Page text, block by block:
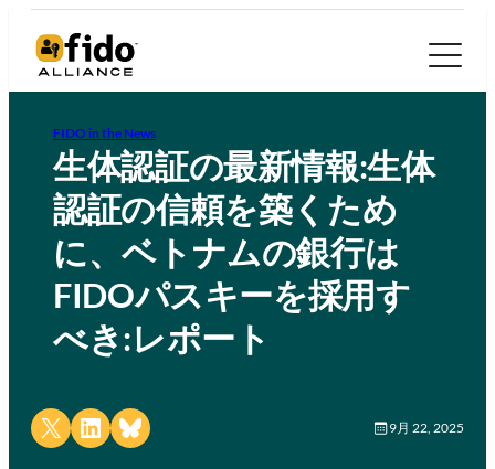
FIDO in the News
生体認証の最新情報:生体
認証の信頼を築くため
に、ベトナムの銀行は
FIDOパスキーを採用す
べき:レポート
Share on X Share on LinkedIn
Share on Bluesky 9月 22, 2025